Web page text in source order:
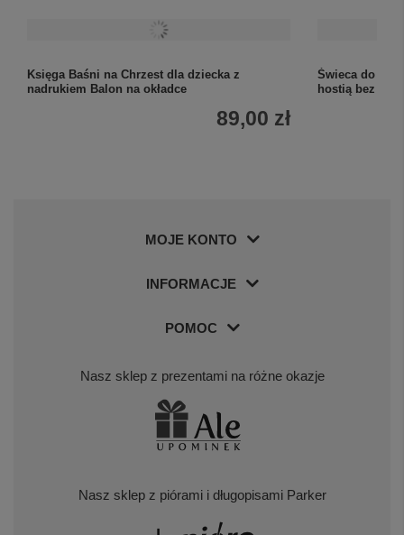
Księga Baśni na Chrzest dla dziecka z
nadrukiem Balon na okładce
89,00 zł
Świeca do I
hostią bez
MOJE KONTO
INFORMACJE
POMOC
Nasz sklep z prezentami na różne okazje
Nasz sklep z piórami i długopisami Parker